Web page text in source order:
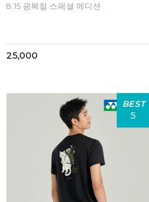
8.15 광복절 스페셜 에디션
25,000
BEST
5